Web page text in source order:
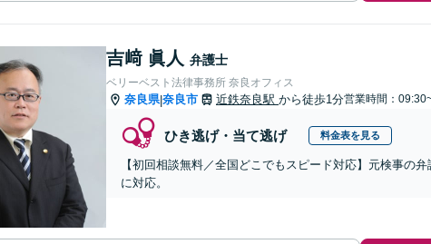
吉﨑 眞人 弁護士
ベリーベスト法律事務所 奈良オフィス
奈良県|奈良市 近鉄奈良駅 から徒歩1分営業時間：
ひき逃げ・当て逃げ 料金表を見る
【初回相談無料／全国どこでもスピード対応】元検事の
に対応。